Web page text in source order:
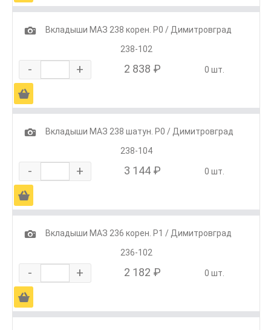
1
Вкладыши МАЗ 238 корен. Р0 / Димитровград
238-102
- + 2 838 ₽ 0 шт.
Ä
1
Вкладыши МАЗ 238 шатун. Р0 / Димитровград
238-104
- + 3 144 ₽ 0 шт.
Ä
1
Вкладыши МАЗ 236 корен. Р1 / Димитровград
236-102
- + 2 182 ₽ 0 шт.
Ä